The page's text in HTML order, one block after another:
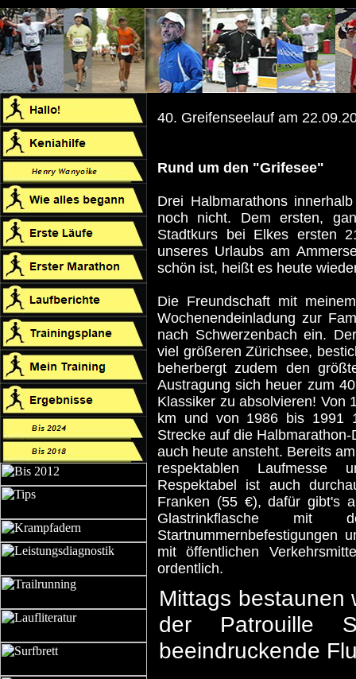
40. Greifenseelauf am
Rund um den "Grifesee"
Drei Halbmarathons
noch nicht. Dem ersten,
Stadtkurs bei Elkes ersten
unseres Urlaubs am
schön ist, heißt es heute
Die Freundschaft mit
Wochenendeinladung zur
nach Schwerzenbach ein.
viel größeren Zürichsee,
beherbergt zudem den
Austragung sich heuer zum
Klassiker zu absolvieren! Von
km und von 1986 bis 1991
Strecke auf die
auch heute ansteht. Bereits
respektablen Laufmesse
Respektabel ist auch
Franken (55 €), dafür gibt's
Glastrinkflasche mit
Startnummernbefestigungen
mit öffentlichen
ordentlich.
Mittags bestaunen
der Patrouille
beeindruckende